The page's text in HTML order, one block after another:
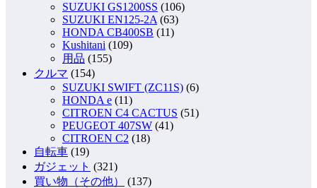
SUZUKI GS1200SS (106)
SUZUKI EN125-2A (63)
HONDA CB400SB (11)
Kushitani (109)
用品 (155)
クルマ (154)
SUZUKI SWIFT (ZC11S) (6)
HONDA e (11)
CITROEN C4 CACTUS (51)
PEUGEOT 407SW (41)
CITROEN C2 (18)
自転車 (19)
ガジェット (321)
買い物（その他）
(137)